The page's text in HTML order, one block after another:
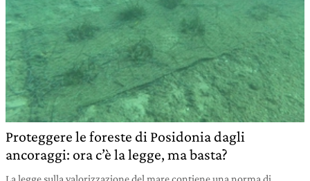
Proteggere le foreste di Posidonia dagli
ancoraggi: ora c’è la legge, ma basta?